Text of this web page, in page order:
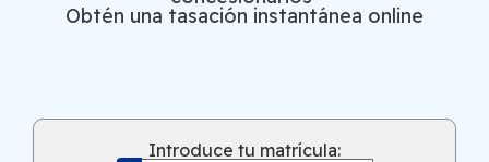
Obtén una tasación instantánea online
Introduce tu matrícula: